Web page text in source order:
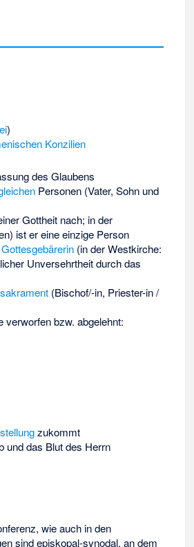
)
Konzilien
des Glaubens
Personen (Vater, Sohn und
Gottheit nach; in der
ist er eine einzige Person
Gottesgebärerin (in der Westkirche:
Unversehrtheit durch das
(Bischof/-in, Priester-in /
bzw. abgelehnt:
zukommt
und das Blut des Herrn
wie auch in den
sind episkopal-synodal, an dem